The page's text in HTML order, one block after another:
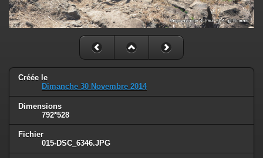
Créée le
Dimanche 30 Novembre 2014
Dimensions
792*528
Fichier
015-DSC_6346.JPG